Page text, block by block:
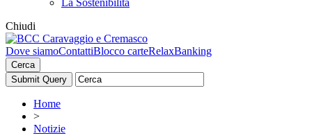
La Sostenibilità
Chiudi
Dove siamoContattiBlocco carteRelaxBanking
Cerca
Home
>
Notizie